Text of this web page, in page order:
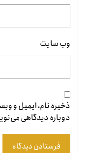
وب‌ سایت
ذخیره نام، ایمیل و
دوباره دیدگاهی
فرستادن دیدگاه